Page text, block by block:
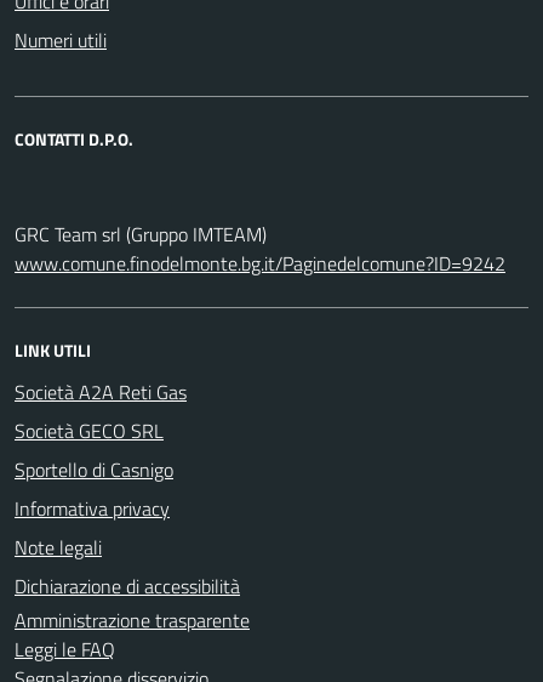
Numeri utili
CONTATTI D.P.O.
GRC Team srl (Gruppo IMTEAM)
www.comune.finodelmonte.bg.it/Paginedelcomune?ID=9242
LINK UTILI
Società A2A Reti Gas
Società GECO SRL
Sportello di Casnigo
Informativa privacy
Note legali
Dichiarazione di accessibilità
Amministrazione trasparente
Leggi le FAQ